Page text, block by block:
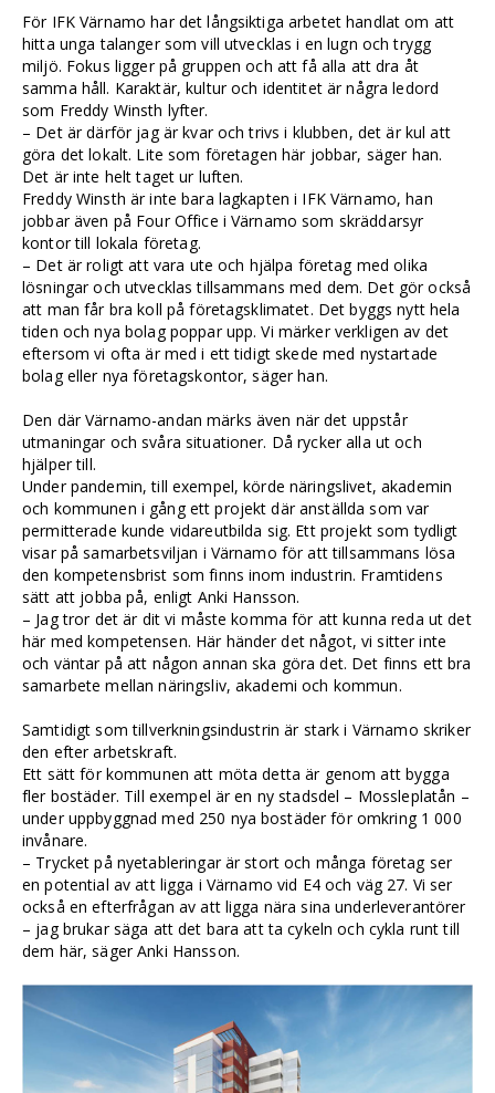
För IFK Värnamo har det långsiktiga arbetet handlat om att
hitta unga talanger som vill utvecklas i en lugn och trygg
miljö. Fokus ligger på gruppen och att få alla att dra åt
samma håll. Karaktär, kultur och identitet är några ledord
som Freddy Winsth lyfter.
– Det är därför jag är kvar och trivs i klubben, det är kul att
göra det lokalt. Lite som företagen här jobbar, säger han.
Det är inte helt taget ur luften.
Freddy Winsth är inte bara lagkapten i IFK Värnamo, han
jobbar även på Four Office i Värnamo som skräddarsyr
kontor till lokala företag.
– Det är roligt att vara ute och hjälpa företag med olika
lösningar och utvecklas tillsammans med dem. Det gör också
att man får bra koll på företagsklimatet. Det byggs nytt hela
tiden och nya bolag poppar upp. Vi märker verkligen av det
eftersom vi ofta är med i ett tidigt skede med nystartade
bolag eller nya företagskontor, säger han.
Den där Värnamo-andan märks även när det uppstår
utmaningar och svåra situationer. Då rycker alla ut och
hjälper till.
Under pandemin, till exempel, körde näringslivet, akademin
och kommunen i gång ett projekt där anställda som var
permitterade kunde vidareutbilda sig. Ett projekt som tydligt
visar på samarbetsviljan i Värnamo för att tillsammans lösa
den kompetensbrist som finns inom industrin. Framtidens
sätt att jobba på, enligt Anki Hansson.
– Jag tror det är dit vi måste komma för att kunna reda ut det
här med kompetensen. Här händer det något, vi sitter inte
och väntar på att någon annan ska göra det. Det finns ett bra
samarbete mellan näringsliv, akademi och kommun.
Samtidigt som tillverkningsindustrin är stark i Värnamo skriker
den efter arbetskraft.
Ett sätt för kommunen att möta detta är genom att bygga
fler bostäder. Till exempel är en ny stadsdel – Mossleplatån –
under uppbyggnad med 250 nya bostäder för omkring 1 000
invånare.
– Trycket på nyetableringar är stort och många företag ser
en potential av att ligga i Värnamo vid E4 och väg 27. Vi ser
också en efterfrågan av att ligga nära sina underleverantörer
– jag brukar säga att det bara att ta cykeln och cykla runt till
dem här, säger Anki Hansson.